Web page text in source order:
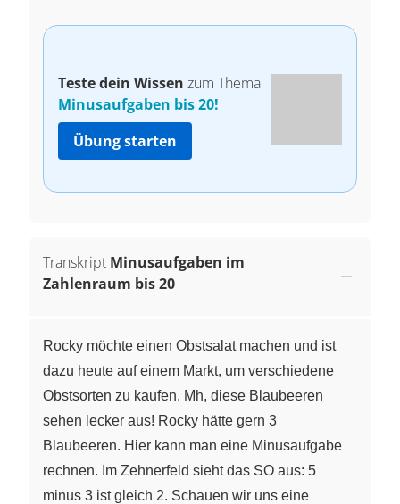
Teste dein Wissen zum Thema
Minusaufgaben bis 20!
Übung starten
Transkript Minusaufgaben im
Zahlenraum bis 20
Rocky möchte einen Obstsalat machen und ist
dazu heute auf einem Markt, um verschiedene
Obstsorten zu kaufen. Mh, diese Blaubeeren
sehen lecker aus! Rocky hätte gern 3
Blaubeeren. Hier kann man eine Minusaufgabe
rechnen. Im Zehnerfeld sieht das SO aus: 5
minus 3 ist gleich 2. Schauen wir uns eine